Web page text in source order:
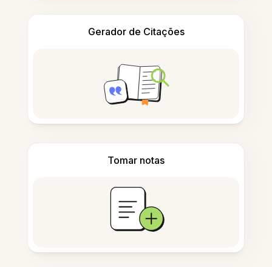
Gerador de Citações
Tomar notas